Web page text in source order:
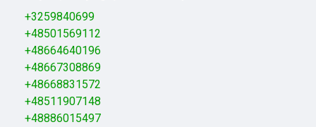
+3259840699
+48501569112
+48664640196
+48667308869
+48668831572
+48511907148
+48886015497